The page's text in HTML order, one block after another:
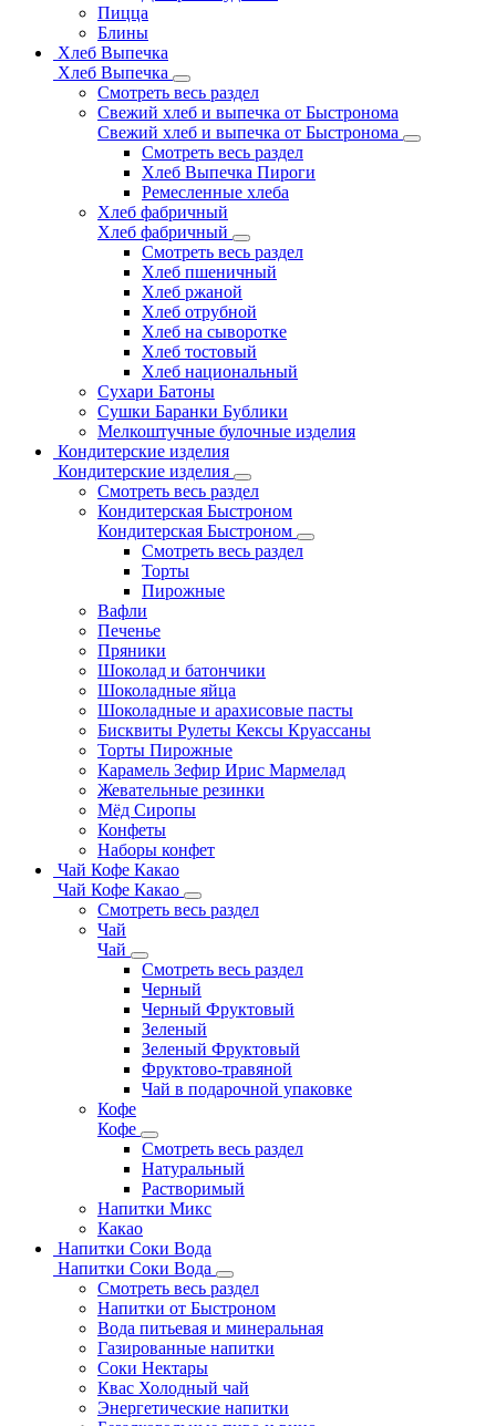
Пицца
Блины
Хлеб Выпечка
Хлеб Выпечка
Смотреть весь раздел
Свежий хлеб и выпечка от Быстронома
Свежий хлеб и выпечка от Быстронома
Смотреть весь раздел
Хлеб Выпечка Пироги
Ремесленные хлеба
Хлеб фабричный
Хлеб фабричный
Смотреть весь раздел
Хлеб пшеничный
Хлеб ржаной
Хлеб отрубной
Хлеб на сыворотке
Хлеб тостовый
Хлеб национальный
Сухари Батоны
Сушки Баранки Бублики
Мелкоштучные булочные изделия
Кондитерские изделия
Кондитерские изделия
Смотреть весь раздел
Кондитерская Быстроном
Кондитерская Быстроном
Смотреть весь раздел
Торты
Пирожные
Вафли
Печенье
Пряники
Шоколад и батончики
Шоколадные яйца
Шоколадные и арахисовые пасты
Бисквиты Рулеты Кексы Круассаны
Торты Пирожные
Карамель Зефир Ирис Мармелад
Жевательные резинки
Мёд Сиропы
Конфеты
Наборы конфет
Чай Кофе Какао
Чай Кофе Какао
Смотреть весь раздел
Чай
Чай
Смотреть весь раздел
Черный
Черный Фруктовый
Зеленый
Зеленый Фруктовый
Фруктово-травяной
Чай в подарочной упаковке
Кофе
Кофе
Смотреть весь раздел
Натуральный
Растворимый
Напитки Микс
Какао
Напитки Соки Вода
Напитки Соки Вода
Смотреть весь раздел
Напитки от Быстроном
Вода питьевая и минеральная
Газированные напитки
Соки Нектары
Квас Холодный чай
Энергетические напитки